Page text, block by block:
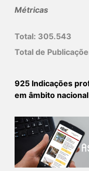
Métricas
Total: 305.543
Total de
925 Indicações
em âmbito nacional